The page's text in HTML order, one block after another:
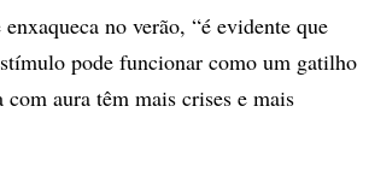
no verão, “é evidente que
pode funcionar como um gatilho
aura têm mais crises e mais